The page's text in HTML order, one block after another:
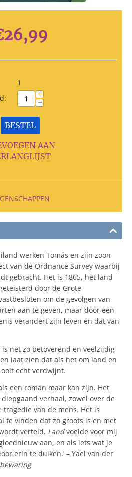
26,99
1
+
−
BESTEL
AAN
werken Tomás en zijn zoon
van de Ordnance Survey waarbij
gebracht. Het is 1865, het land
door de Grote
om de gevolgen van
aan te geven, maar door een
verandert zijn leven en dat van
is net zo betoverend en veelzijdig
laat zien dat als het om land en
echt verdwijnt.
een roman maar kan zijn. Het
verhaal, zowel over de
van de mens. Het is
te vinden dat zo groots is en met
verteld. Landvoelde voor mij
aan, en als iets wat je
erin te duiken.’ – Yael van der